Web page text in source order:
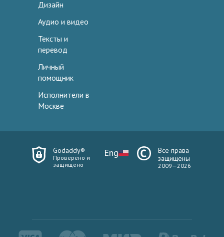
Дизайн
Аудио и видео
Тексты и
перевод
Личный
помощник
Исполнители в
Москве
Godaddy®
Проверено и
защищено
Eng
Все права
защищены
2009—2026